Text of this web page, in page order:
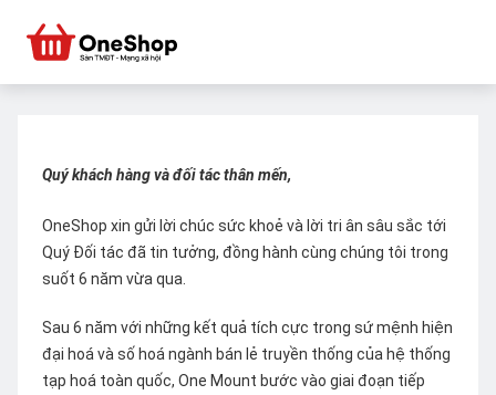
Quý khách hàng và đối tác thân mến,
OneShop xin gửi lời chúc sức khoẻ và lời tri ân sâu sắc tới
Quý Đối tác đã tin tưởng, đồng hành cùng chúng tôi trong
suốt 6 năm vừa qua.
Sau 6 năm với những kết quả tích cực trong sứ mệnh hiện
đại hoá và số hoá ngành bán lẻ truyền thống của hệ thống
tạp hoá toàn quốc, One Mount bước vào giai đoạn tiếp